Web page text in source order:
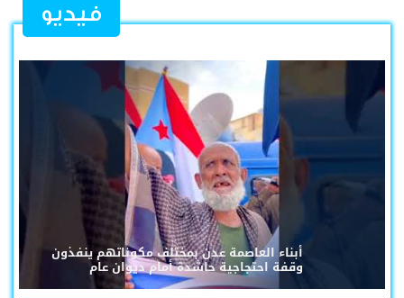
فيديو
أبناء العاصمة عدن بمختلف مكوناتهم ينفذون
وقفة احتجاجية حاشدة أمام ديوان عام